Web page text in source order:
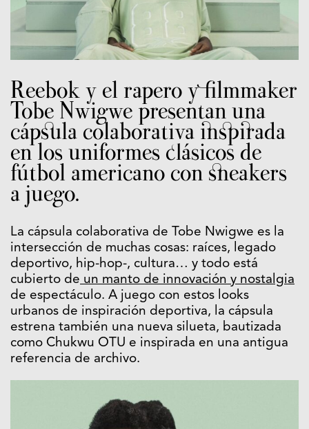
Reebok y el rapero y filmmaker
Tobe Nwigwe presentan una
cápsula colaborativa inspirada
en los uniformes clásicos de
fútbol americano con sneakers
a juego.
La cápsula colaborativa de Tobe Nwigwe es la
intersección de muchas cosas: raíces, legado
deportivo, hip-hop-, cultura… y todo está
cubierto de un manto de innovación y nostalgia
de espectáculo. A juego con estos looks
urbanos de inspiración deportiva, la cápsula
estrena también una nueva silueta, bautizada
como Chukwu OTU e inspirada en una antigua
referencia de archivo.